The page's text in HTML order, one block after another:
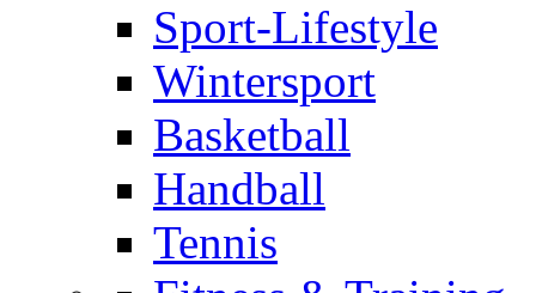
Sport-Lifestyle
Wintersport
Basketball
Handball
Tennis